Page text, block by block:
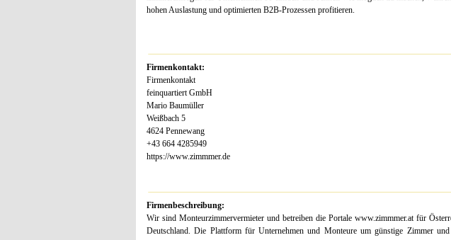
hohen Auslastung und optimierten B2B-Prozessen profitieren.
Firmenkontakt:
Firmenkontakt
feinquartiert GmbH
Mario Baumüller
Weißbach 5
4624 Pennewang
+43 664 4285949
https://www.zimmmer.de
Firmenbeschreibung:
Wir sind Monteurzimmervermieter und betreiben die Portale www.zimmmer.at für
Deutschland. Die Plattform für Unternehmen und Monteure um günstige Zimmer